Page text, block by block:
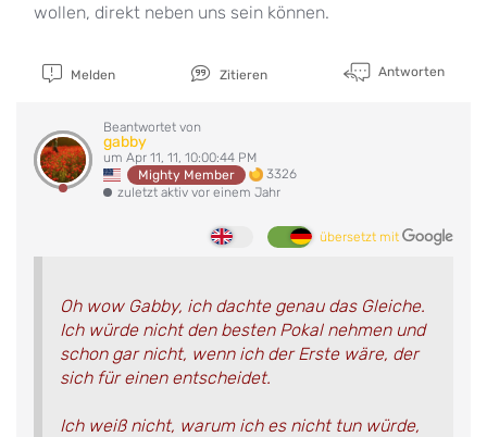
wollen, direkt neben uns sein können.
Melden Zitieren Antworten
Beantwortet von
gabby
um Apr 11, 11, 10:00:44 PM
Mighty Member
3326
zuletzt aktiv vor einem Jahr
übersetzt mit
Oh wow Gabby, ich dachte genau das Gleiche.
Ich würde nicht den besten Pokal nehmen und
schon gar nicht, wenn ich der Erste wäre, der
sich für einen entscheidet.
Ich weiß nicht, warum ich es nicht tun würde,